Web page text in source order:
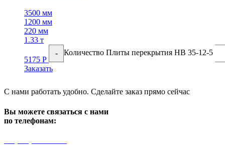
3500 мм
1200 мм
220 мм
1.33 т
5175 Р
-
Количество Плиты перекрытия НВ 35-12-5
Заказать
С нами работать удобно. Сделайте заказ прямо сейчас
Вы можете связаться с нами
по телефонам: